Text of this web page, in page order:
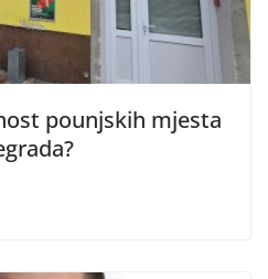
pounjskih mjesta